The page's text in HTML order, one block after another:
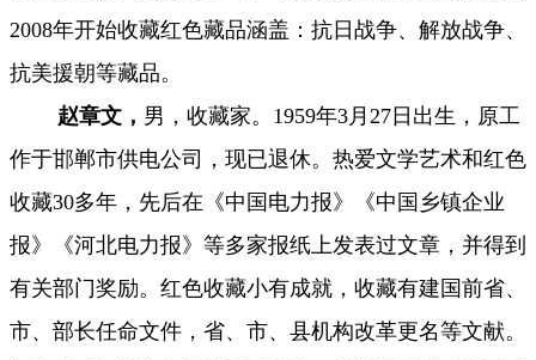
2008年开始收藏红色藏品涵盖：抗日战争、解放战争、
抗美援朝等藏品。
赵章文， 男，收藏家。1959年3月27日出生，原工
作于邯郸市供电公司，现已退休。 热爱文学艺术和红色
收藏30多年，先后在《中国电力报》《中国乡镇企业
报》《河北电力报》等多家报纸上发表过文章，并得到
有关部门奖励。红色收藏小有成就，收藏有建国前省、
市、部长任命文件，省、市、县机构改革更名等文献。